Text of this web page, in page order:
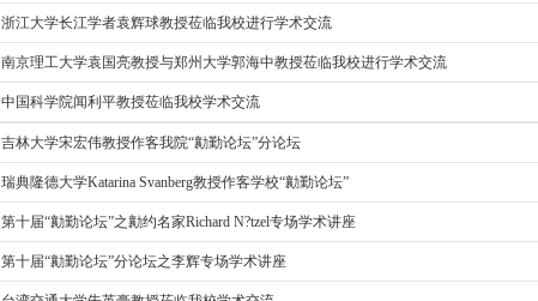
浙江大学长江学者袁辉球教授莅临我校进行学术交流
南京理工大学袁国亮教授与郑州大学郭海中教授莅临我校进行学术交流
中国科学院闻利平教授莅临我校学术交流
吉林大学宋宏伟教授作客我院“勷勤论坛”分论坛
瑞典隆德大学Katarina Svanberg教授作客学校“勷勤论坛”
第十届“勷勤论坛”之勷约名家Richard N?tzel专场学术讲座
第十届“勷勤论坛”分论坛之李辉专场学术讲座